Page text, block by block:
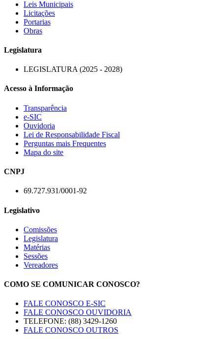
Leis Municipais
Licitações
Portarias
Obras
Legislatura
LEGISLATURA (2025 - 2028)
Acesso à Informação
Transparência
e-SIC
Ouvidoria
Lei de Responsabilidade Fiscal
Perguntas mais Frequentes
Mapa do site
CNPJ
69.727.931/0001-92
Legislativo
Comissões
Legislatura
Matérias
Sessões
Vereadores
COMO SE COMUNICAR CONOSCO?
FALE CONOSCO E-SIC
FALE CONOSCO OUVIDORIA
TELEFONE: (88) 3429-1260
FALE CONOSCO OUTROS